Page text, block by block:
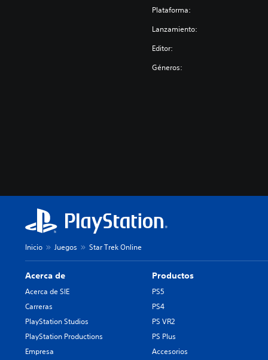
Plataforma:
Lanzamiento:
Editor:
Géneros:
Inicio Juegos Star Trek Online
Acerca de
Acerca de SIE
Carreras
PlayStation Studios
PlayStation Productions
Empresa
Productos
PS5
PS4
PS VR2
PS Plus
Accesorios